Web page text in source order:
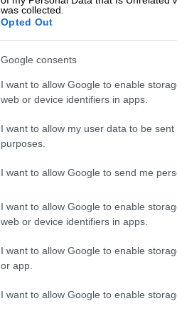
was collected.
Opted Out
Google consents
I want to allow Google to enable
web or device identifiers in apps.
I want to allow my user data to be
purposes.
I want to allow Google to send me
I want to allow Google to enable
web or device identifiers in apps.
I want to allow Google to enable
or app.
I want to allow Google to enable